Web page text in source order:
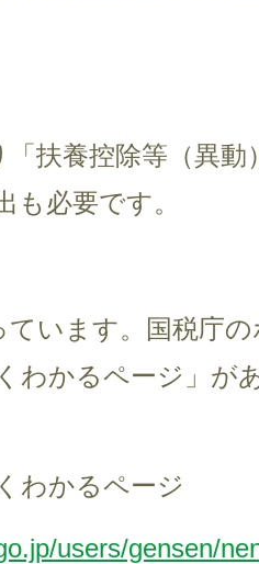
扶養控除等（異動
も必要です。
ています。国税庁
わかるページ」が
わかるページ
users/gensen/